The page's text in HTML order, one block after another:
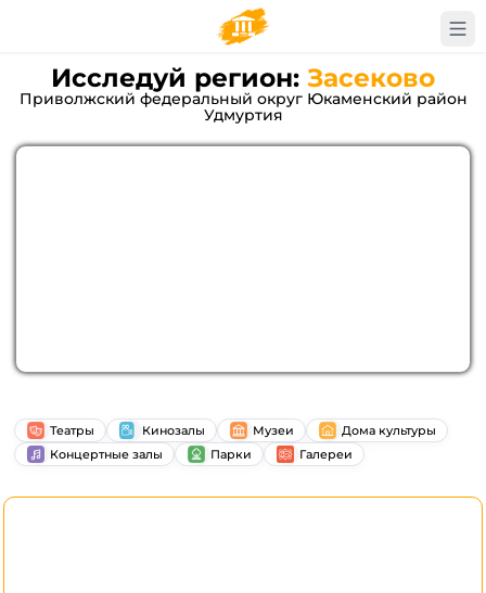
Исследуй регион: Засеково
Приволжский федеральный округ Юкаменский район
Удмуртия
Театры Кинозалы Музеи
Дома культуры
Концертные залы
Парки Галереи